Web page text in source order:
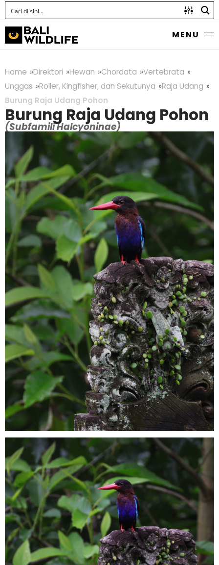
MENU
Home Direktori Hewan Chordata
Vertebrata
Unggas
Roller, Kingfisher, dan Sekutunya
Raja Udang
Burung Raja Udang Pohon
Burung Raja Udang Pohon
(Subfamili Halcyoninae)